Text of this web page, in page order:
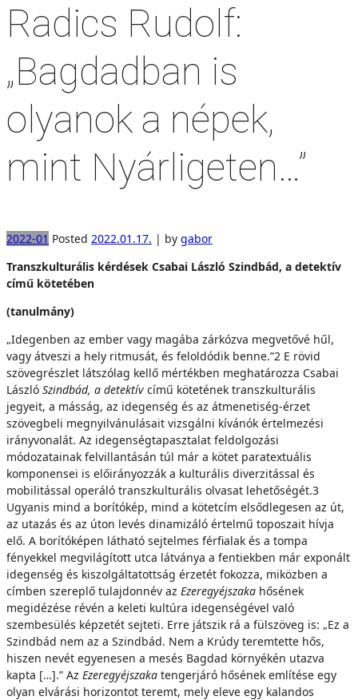
Radics Rudolf:
„Bagdadban is
olyanok a népek,
mint Nyárligeten…”
2022-01 Posted 2022.01.17. | by gabor
Transzkulturális kérdések Csabai László Szindbád, a detektív
című kötetében
(tanulmány)
„Idegenben az ember vagy magába zárkózva megvetővé hűl,
vagy átveszi a hely ritmusát, és feloldódik benne.”2 E rövid
szövegrészlet látszólag kellő mértékben meghatározza Csabai
László Szindbád, a detektív című kötetének transzkulturális
jegyeit, a másság, az idegenség és az átmenetiség-érzet
szövegbeli megnyilvánulásait vizsgálni kívánók értelmezési
irányvonalát. Az idegenségtapasztalat feldolgozási
módozatainak felvillantásán túl már a kötet paratextuális
komponensei is előirányozzák a kulturális diverzitással és
mobilitással operáló transzkulturális olvasat lehetőségét.3
Ugyanis mind a borítókép, mind a kötetcím elsődlegesen az út,
az utazás és az úton levés dinamizáló értelmű toposzait hívja
elő. A borítóképen látható sejtelmes férfialak és a tompa
fényekkel megvilágított utca látványa a fentiekben már exponált
idegenség és kiszolgáltatottság érzetét fokozza, miközben a
címben szereplő tulajdonnév az Ezeregyéjszaka hősének
megidézése révén a keleti kultúra idegenségével való
szembesülés képzetét sejteti. Erre játszik rá a fülszöveg is: „Ez a
Szindbád nem az a Szindbád. Nem a Krúdy teremtette hős,
hiszen nevét egyenesen a mesés Bagdad környékén utazva
kapta […].” Az Ezeregyéjszaka tengerjáró hősének említése egy
olyan elvárási horizontot teremt, mely eleve egy kalandos